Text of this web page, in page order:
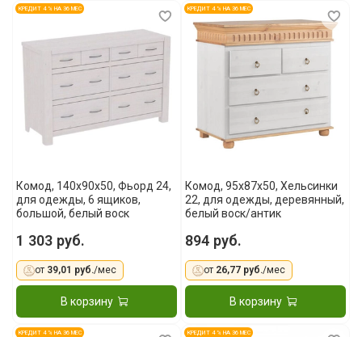
КРЕДИТ 4 % НА 36 МЕС
Комод, 140x90x50, Фьорд 24,
для одежды, 6 ящиков,
большой, белый воск
1 303 руб.
от 39,01 руб./мес
В корзину
КРЕДИТ 4 % НА 36 МЕС
Комод, 95x87x50, Хельсинки
22, для одежды, деревянный,
белый воск/антик
894 руб.
от 26,77 руб./мес
В корзину
КРЕДИТ 4 % НА 36 МЕС КРЕДИТ 4 % НА 36 МЕС